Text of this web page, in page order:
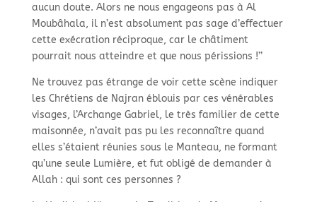
aucun doute. Alors ne nous engageons pas à Al
Moubâhala, il n’est absolument pas sage d’effectuer
cette exécration réciproque, car le châtiment
pourrait nous atteindre et que nous périssions !’’
Ne trouvez pas étrange de voir cette scène indiquer
les Chrétiens de Najran éblouis par ces vénérables
visages, l’Archange Gabriel, le très familier de cette
maisonnée, n’avait pas pu les reconnaître quand
elles s’étaient réunies sous le Manteau, ne formant
qu’une seule Lumière, et fut obligé de demander à
Allah : qui sont ces personnes ?